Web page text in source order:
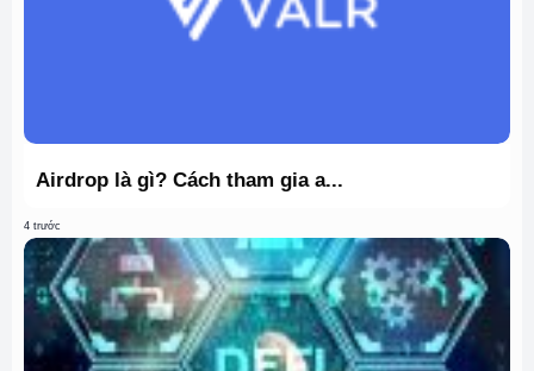
Airdrop là gì? Cách tham gia a...
4 trước